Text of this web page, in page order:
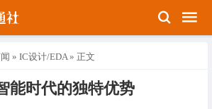
» IC设计/EDA» 正文
能时代的独特优势